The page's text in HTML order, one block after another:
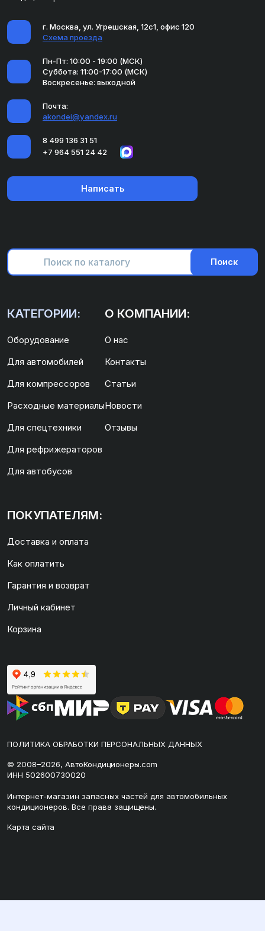
г. Москва, ул. Угрешская, 12с1, офис 120
Схема проезда
Пн-Пт: 10:00 - 19:00 (МСК)
Суббота: 11:00-17:00 (МСК)
Воскресенье: выходной
Почта:
akondei@yandex.ru
8 499 136 31 51
+7 964 551 24 42
Написать
Поиск
КАТЕГОРИИ:
Оборудование
Для автомобилей
Для компрессоров
Расходные материалы
Для спецтехники
Для рефрижераторов
Для автобусов
О КОМПАНИИ:
О нас
Контакты
Статьи
Новости
Отзывы
ПОКУПАТЕЛЯМ:
Доставка и оплата
Как оплатить
Гарантия и возврат
Личный кабинет
Корзина
ПОЛИТИКА ОБРАБОТКИ ПЕРСОНАЛЬНЫХ ДАННЫХ
© 2008–2026, АвтоКондиционеры.com
ИНН 502600730020
Интернет-магазин запасных частей для автомобильных
кондиционеров. Все права защищены.
Карта сайта